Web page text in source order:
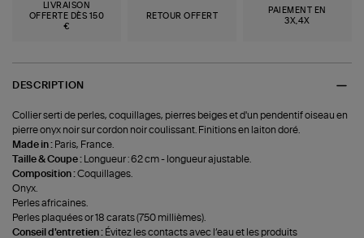
LIVRAISON
OFFERTE DÈS 150
€
RETOUR OFFERT
PAIEMENT EN
3X,4X
DESCRIPTION
Collier serti de perles, coquillages, pierres beiges et d'un pendentif oiseau en
pierre onyx noir sur cordon noir coulissant. Finitions en laiton doré.
Made in : Paris, France.
Taille & Coupe :
Longueur : 62 cm - longueur ajustable.
Composition :Coquillages.
Onyx.
Perles africaines.
Perles plaquées or 18 carats (750 millièmes).
Conseil d'entretien : Évitez les contacts avec l’eau et les produits